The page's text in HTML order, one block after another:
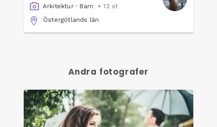
Arkitektur · Barn
+ 12 st
Östergötlands län
Andra fotografer